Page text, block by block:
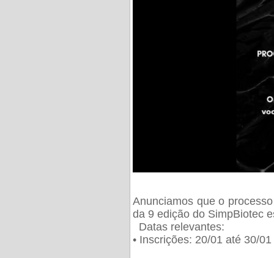
Anunciamos que o
da 9 edição do SimpBiotec
Datas relevantes:
• Inscrições: 20/01 até 30/01